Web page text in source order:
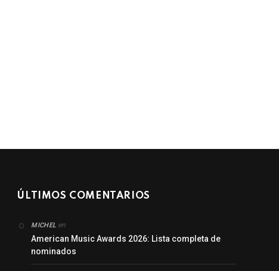
ÚLTIMOS COMENTARIOS
MICHEL en
American Music Awards 2026: Lista completa de
nominados